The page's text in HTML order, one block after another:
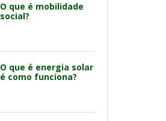
O que é mobilidade
social?
O que é energia solar
é como funciona?